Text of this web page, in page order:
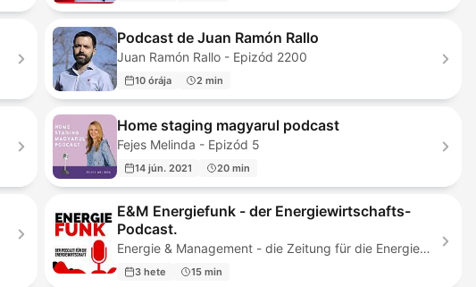
Podcast de Juan Ramón Rallo
Juan Ramón Rallo - Epizód 2200
10 órája 2 min
Home staging magyarul podcast
Fejes Melinda - Epizód 5
14 jún. 2021 20 min
E&M Energiefunk - der Energiewirtschafts-
Podcast.
Energie & Management - die Zeitung für die Energiewirtschaft - Epizód 154
3 hete 15 min